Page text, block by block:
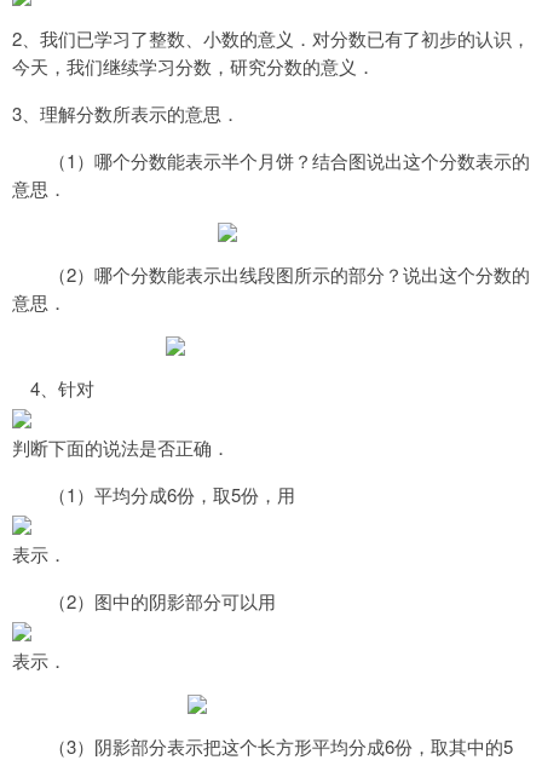
2 、我们已学习了整数、小数的意义．对分数已有了初步的认识，
今天，我们继续学习分数，研究分数的意义．
3 、理解分数所表示的意思．
（1 ）哪个分数能表示半个月饼？结合图说出这个分数表示的
意思．
（2）哪个分数能表示出线段图所示的部分？说出这个分数的
意思．
4 、针对
判断下面的说法是否正确．
（1 ）平均分成6份，取5份，用
表示．
（2）图中的阴影部分可以用
表示．
（3）阴影部分表示把这个长方形平均分成6份，取其中的5